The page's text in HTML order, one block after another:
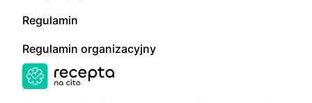
Regulamin
Regulamin organizacyjny